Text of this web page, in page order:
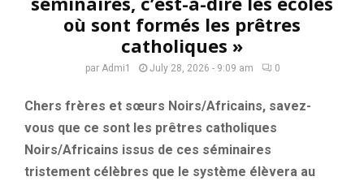
où sont formés les prêtres
catholiques »
par Admi1 July 28, 2026 - 9:09 am 0
Chers frères et sœurs Noirs/Africains, savez-
vous que ce sont les prêtres catholiques
Noirs/Africains issus de ces séminaires
tristement célèbres que le système élèvera au